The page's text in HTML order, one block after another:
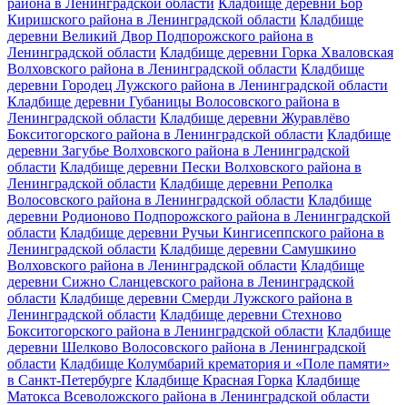
района в Ленинградской области Кладбище деревни Бор
Киришского района в Ленинградской области Кладбище
деревни Великий Двор Подпорожского района в
Ленинградской области Кладбище деревни Горка Хваловская
Волховского района в Ленинградской области Кладбище
деревни Городец Лужского района в Ленинградской области
Кладбище деревни Губаницы Волосовского района в
Ленинградской области Кладбище деревни Журавлёво
Бокситогорского района в Ленинградской области Кладбище
деревни Загубье Волховского района в Ленинградской
области Кладбище деревни Пески Волховского района в
Ленинградской области Кладбище деревни Реполка
Волосовского района в Ленинградской области Кладбище
деревни Родионово Подпорожского района в Ленинградской
области Кладбище деревни Ручьи Кингисеппского района в
Ленинградской области Кладбище деревни Самушкино
Волховского района в Ленинградской области Кладбище
деревни Сижно Сланцевского района в Ленинградской
области Кладбище деревни Смерди Лужского района в
Ленинградской области Кладбище деревни Стехново
Бокситогорского района в Ленинградской области Кладбище
деревни Шелково Волосовского района в Ленинградской
области Кладбище Колумбарий крематория и «Поле памяти»
в Санкт-Петербурге Кладбище Красная Горка Кладбище
Матокса Всеволожского района в Ленинградской области